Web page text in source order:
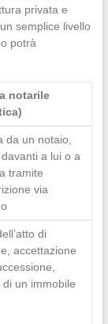
privata e
semplice livello
potrà
notarile
da un notaio,
a lui o a
tramite
via
di
accettazione
di un immobile